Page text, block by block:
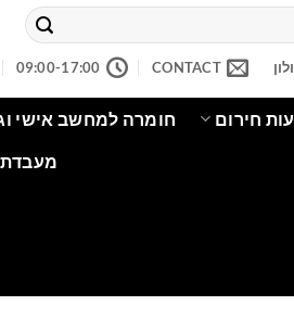
CONTACT
09:00-17:00
חירום חומרה למחשב אישי
מעבדת